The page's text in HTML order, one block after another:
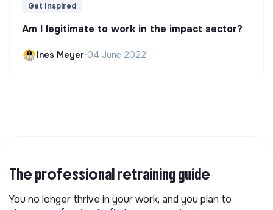
Get Inspired
Am I legitimate to work in the impact sector?
Ines Meyer•04 June 2022
The professional retraining guide
You no longer thrive in your work, and you plan to